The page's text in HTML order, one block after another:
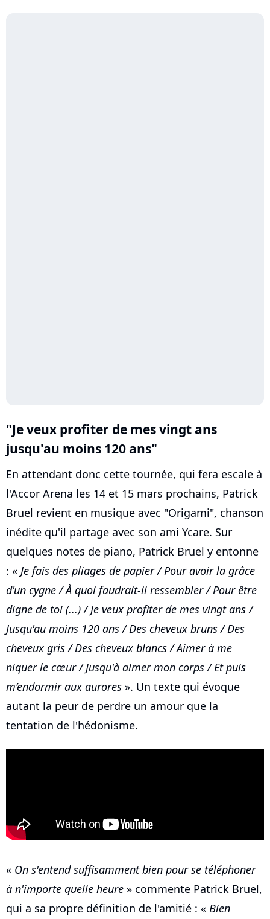
"Je veux profiter de mes vingt ans
jusqu'au moins 120 ans"
En attendant donc cette tournée, qui fera escale à
l'Accor Arena les 14 et 15 mars prochains, Patrick
Bruel revient en musique avec "Origami", chanson
inédite qu'il partage avec son ami Ycare. Sur
quelques notes de piano, Patrick Bruel y entonne
: « Je fais des pliages de papier / Pour avoir la grâce
d'un cygne / À quoi faudrait-il ressembler / Pour être
digne de toi (...) / Je veux profiter de mes vingt ans /
Jusqu'au moins 120 ans / Des cheveux bruns / Des
cheveux gris / Des cheveux blancs / Aimer à me
niquer le cœur / Jusqu'à aimer mon corps / Et puis
m’endormir aux aurores ». Un texte qui évoque
autant la peur de perdre un amour que la
tentation de l'hédonisme.
« On s'entend suffisamment bien pour se téléphoner
à n'importe quelle heure » commente Patrick Bruel,
qui a sa propre définition de l'amitié : « Bien